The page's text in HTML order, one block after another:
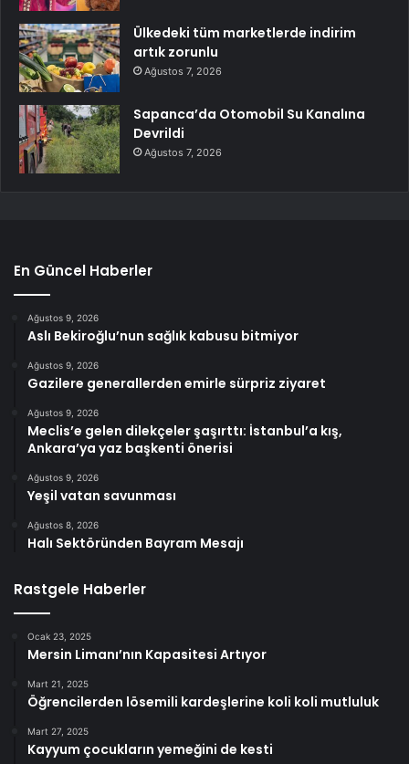
Ülkedeki tüm marketlerde indirim
artık zorunlu
Ağustos 7, 2026
Sapanca’da Otomobil Su Kanalına
Devrildi
Ağustos 7, 2026
En Güncel Haberler
Ağustos 9, 2026
Aslı Bekiroğlu’nun sağlık kabusu bitmiyor
Ağustos 9, 2026
Gazilere generallerden emirle sürpriz ziyaret
Ağustos 9, 2026
Meclis’e gelen dilekçeler şaşırttı: İstanbul’a kış,
Ankara’ya yaz başkenti önerisi
Ağustos 9, 2026
Yeşil vatan savunması
Ağustos 8, 2026
Halı Sektöründen Bayram Mesajı
Rastgele Haberler
Ocak 23, 2025
Mersin Limanı’nın Kapasitesi Artıyor
Mart 21, 2025
Öğrencilerden lösemili kardeşlerine koli koli mutluluk
Mart 27, 2025
Kayyum çocukların yemeğini de kesti